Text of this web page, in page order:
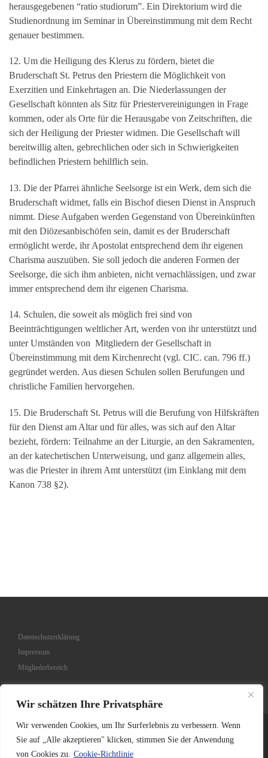
Wir schätzen Ihre Privatsphäre
Wir verwenden Cookies, um Ihr Surferlebnis zu verbessern. Wenn
Sie auf „Alle akzeptieren" klicken, stimmen Sie der Anwendung
von Cookies zu. Cookie-Richtlinie
herausgegebenen “ratio studiorum”. Ein Direktorium wird die
Studienordnung im Seminar in Übereinstimmung mit dem Recht
genauer bestimmen.
12. Um die Heiligung des Klerus zu fördern, bietet die
Bruderschaft St. Petrus den Priestern die Möglichkeit von
Exerzitien und Einkehrtagen an. Die Niederlassungen der
Gesellschaft könnten als Sitz für Priestervereinigungen in Frage
kommen, oder als Orte für die Herausgabe von Zeitschriften, die
sich der Heiligung der Priester widmen. Die Gesellschaft will
bereitwillig alten, gebrechlichen oder sich in Schwierigkeiten
befindlichen Priestern behilflich sein.
13. Die der Pfarrei ähnliche Seelsorge ist ein Werk, dem sich die
Bruderschaft widmet, falls ein Bischof diesen Dienst in Anspruch
nimmt. Diese Aufgaben werden Gegenstand von Übereinkünften
mit den Diözesanbischöfen sein, damit es der Bruderschaft
ermöglicht werde, ihr Apostolat entsprechend dem ihr eigenen
Charisma auszuüben. Sie soll jedoch die anderen Formen der
Seelsorge, die sich ihm anbieten, nicht vernachlässigen, und zwar
immer entsprechend dem ihr eigenen Charisma.
14. Schulen, die soweit als möglich frei sind von
Beeinträchtigungen weltlicher Art, werden von ihr unterstützt und
unter Umständen von Mitgliedern der Gesellschaft in
Übereinstimmung mit dem Kirchenrecht (vgl. CIC. can. 796 ff.)
gegründet werden. Aus diesen Schulen sollen Berufungen und
christliche Familien hervorgehen.
15. Die Bruderschaft St. Petrus will die Berufung von Hilfskräften
für den Dienst am Altar und für alles, was sich auf den Altar
bezieht, fördern: Teilnahme an der Liturgie, an den Sakramenten,
an der katechetischen Unterweisung, und ganz allgemein alles,
was die Priester in ihrem Amt unterstützt (im Einklang mit dem
Kanon 738 §2).
Datenschutzerklärung
Impressum
Mitgliederbereich
Domus Generalis FSSP - Chemin du Schoenberg 8 - CH-1700 Fribourg